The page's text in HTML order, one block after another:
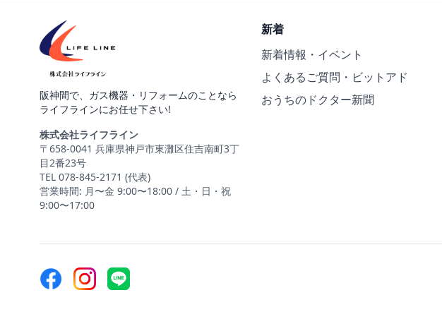
阪神間で、ガス機器・リフォームのことなら
ライフラインにお任せ下さい!
株式会社ライフライン
〒658-0041 兵庫県神戸市東灘区住吉南町3丁
目2番23号
TEL 078-845-2171 (代表)
営業時間: 月〜金 9:00〜18:00 / 土・日・祝
9:00〜17:00
新着
新着情報・イベント
よくあるご質問・ビットアド
おうちのドクター新聞